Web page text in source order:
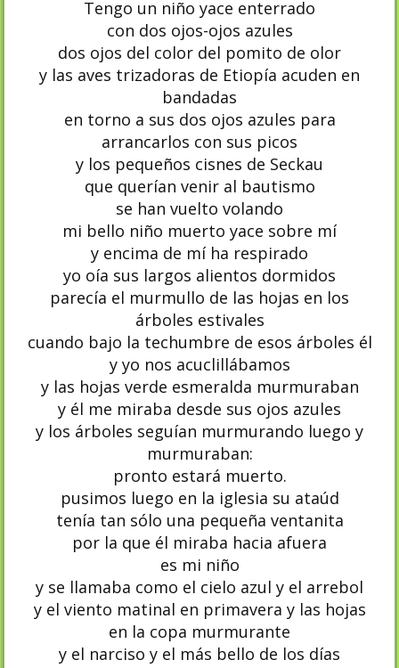
Tengo un niño yace enterrado
con dos ojos-ojos azules
dos ojos del color del pomito de olor
y las aves trizadoras de Etiopía acuden en
bandadas
en torno a sus dos ojos azules para
arrancarlos con sus picos
y los pequeños cisnes de Seckau
que querían venir al bautismo
se han vuelto volando
mi bello niño muerto yace sobre mí
y encima de mí ha respirado
yo oía sus largos alientos dormidos
parecía el murmullo de las hojas en los
árboles estivales
cuando bajo la techumbre de esos árboles él
y yo nos acuclillábamos
y las hojas verde esmeralda murmuraban
y él me miraba desde sus ojos azules
y los árboles seguían murmurando luego y
murmuraban:
pronto estará muerto.
pusimos luego en la iglesia su ataúd
tenía tan sólo una pequeña ventanita
por la que él miraba hacia afuera
es mi niño
y se llamaba como el cielo azul y el arrebol
y el viento matinal en primavera y las hojas
en la copa murmurante
y el narciso y el más bello de los días